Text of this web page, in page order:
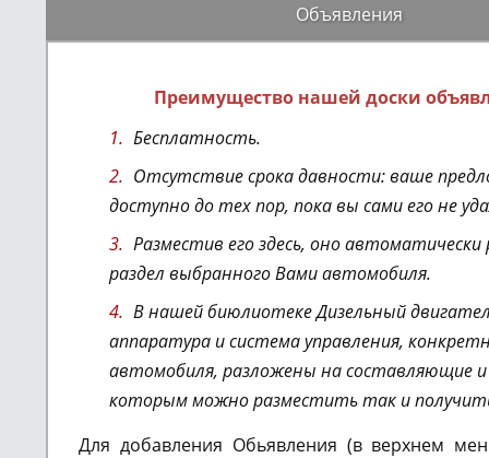
Объявления
Преимущество нашей доски
Бесплатность.
Отсутствие срока давности: ваше
доступно до тех пор, пока вы сами его не
Разместив его здесь, оно
раздел выбранного Вами автомобиля.
В нашей биюлиотеке Дизельный
аппаратура и система управления,
автомобиля, разложены на составляющие
которым можно разместить так и
Для добавления Обьявления (в верхнем